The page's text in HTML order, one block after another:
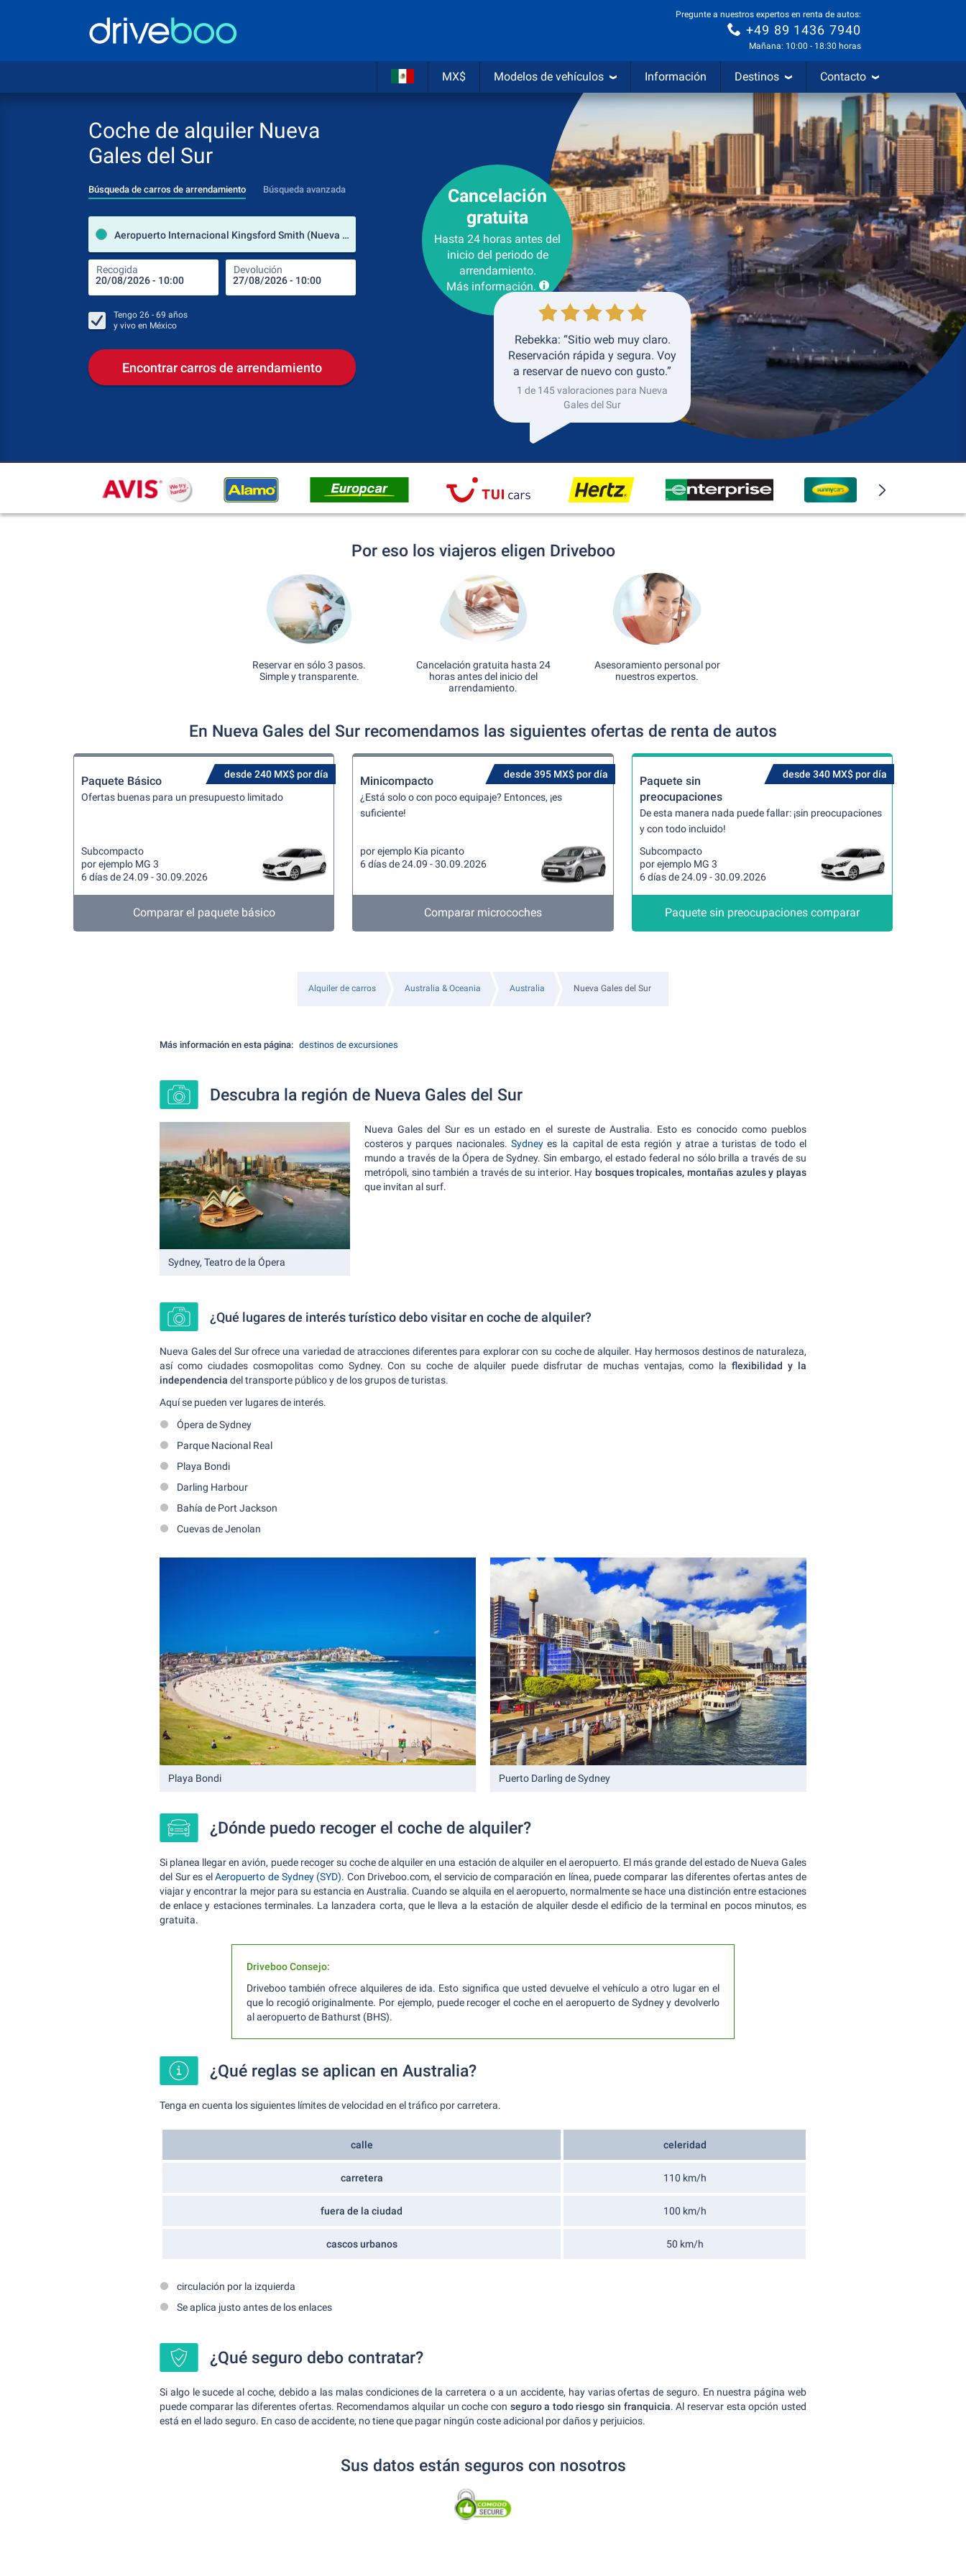
Pregunte a nuestros expertos en renta de autos:
+49 89 1436 7940
Mañana: 10:00 - 18:30 horas
MX$ Modelos de vehículos Información Destinos Contacto
Coche de alquiler Nueva
Gales del Sur
Búsqueda de carros de arrendamiento Búsqueda avanzada
Aeropuerto Internacional Kingsford Smith (Nueva Gales del Sur / Australia)
Recogida Devolución
lugar de arrendamiento
Lugar de devolución
Devolución
Tengo 26 - 69 años
y vivo en México
Encontrar carros de arrendamiento
Cancelación
gratuita
Hasta 24 horas antes del
inicio del periodo de
arrendamiento.
Más información.
Rebekka: “Sitio web muy claro.
Reservación rápida y segura. Voy
a reservar de nuevo con gusto.”
1 de 145 valoraciones para Nueva
Gales del Sur
Por eso los viajeros eligen Driveboo
Reservar en sólo 3 pasos.
Simple y transparente.
Cancelación gratuita hasta 24
horas antes del inicio del
arrendamiento.
Asesoramiento personal por
nuestros expertos.
En Nueva Gales del Sur recomendamos las siguientes ofertas de renta de autos
desde 240 MX$ por día
Paquete Básico
Ofertas buenas para un presupuesto limitado
Subcompacto
por ejemplo MG 3
6 días de 24.09 - 30.09.2026
Comparar el paquete básico
desde 395 MX$ por día
Minicompacto
¿Está solo o con poco equipaje? Entonces, ¡es
suficiente!
por ejemplo Kia picanto
6 días de 24.09 - 30.09.2026
Comparar microcoches
desde 340 MX$ por día
Paquete sin
preocupaciones
De esta manera nada puede fallar: ¡sin preocupaciones
y con todo incluido!
Subcompacto
por ejemplo MG 3
6 días de 24.09 - 30.09.2026
Paquete sin preocupaciones comparar
Alquiler de carros Australia & Oceania Australia Nueva Gales del Sur
Más información en esta página: destinos de excursiones
Descubra la región de Nueva Gales del Sur
Sydney, Teatro de la Ópera
Nueva Gales del Sur es un estado en el sureste de Australia. Esto es conocido como pueblos
costeros y parques nacionales. Sydneyes la capital de esta región y atrae a turistas de todo el
mundo a través de la Ópera de Sydney. Sin embargo, el estado federal no sólo brilla a través de su
metrópoli, sino también a través de su interior. Hay bosques tropicales, montañas azules y playas
que invitan al surf.
¿Qué lugares de interés turístico debo visitar en coche de alquiler?
Nueva Gales del Sur ofrece una variedad de atracciones diferentes para explorar con su coche de alquiler. Hay hermosos destinos de naturaleza,
así como ciudades cosmopolitas como Sydney. Con su coche de alquiler puede disfrutar de muchas ventajas, como laflexibilidad y la
independencia del transporte público y de los grupos de turistas.
Aquí se pueden ver lugares de interés.
Ópera de Sydney
Parque Nacional Real
Playa Bondi
Darling Harbour
Bahía de Port Jackson
Cuevas de Jenolan
Playa Bondi Puerto Darling de Sydney
¿Dónde puedo recoger el coche de alquiler?
Si planea llegar en avión, puede recoger su coche de alquiler en una estación de alquiler en el aeropuerto. El más grande del estado de Nueva Gales
del Sur es elAeropuerto de Sydney (SYD). Con Driveboo.com, el servicio de comparación en línea, puede comparar las diferentes ofertas antes de
viajar y encontrar la mejor para su estancia en Australia. Cuando se alquila en el aeropuerto, normalmente se hace una distinción entre estaciones
de enlace y estaciones terminales. La lanzadera corta, que le lleva a la estación de alquiler desde el edificio de la terminal en pocos minutos, es
gratuita.
Driveboo Consejo:
Driveboo también ofrece alquileres de ida. Esto significa que usted devuelve el vehículo a otro lugar en el
que lo recogió originalmente. Por ejemplo, puede recoger el coche en el aeropuerto de Sydney y devolverlo
al aeropuerto de Bathurst (BHS).
¿Qué reglas se aplican en Australia?
Tenga en cuenta los siguientes límites de velocidad en el tráfico por carretera.
calle celeridad
carretera 110 km/h
fuera de la ciudad 100 km/h
cascos urbanos 50 km/h
circulación por la izquierda
Se aplica justo antes de los enlaces
¿Qué seguro debo contratar?
Si algo le sucede al coche, debido a las malas condiciones de la carretera o a un accidente, hay varias ofertas de seguro. En nuestra página web
puede comparar las diferentes ofertas. Recomendamos alquilar un coche con seguro a todo riesgo sin franquicia. Al reservar esta opción usted
está en el lado seguro. En caso de accidente, no tiene que pagar ningún coste adicional por daños y perjuicios.
Sus datos están seguros con nosotros